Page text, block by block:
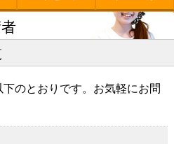
のとおりです。お気軽にお問